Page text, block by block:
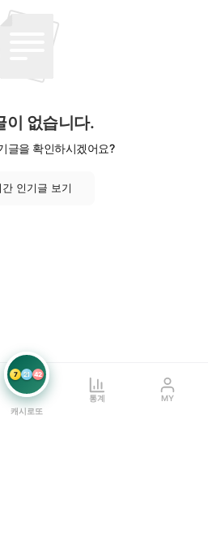
이 없습니다.
글을 확인하시겠어요?
간 인기글 보기
7 21 42
캐시로또
통계 MY